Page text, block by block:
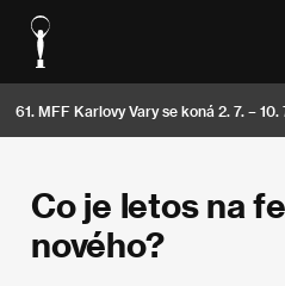
61. MFF Karlovy Vary se koná 2. 7. – 10.
Co je letos na
nového?